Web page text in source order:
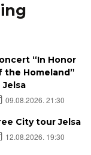
“In Honor
the Homeland”
Jelsa
09.08.2026. 21:30
City tour Jelsa
12.08.2026. 19:30